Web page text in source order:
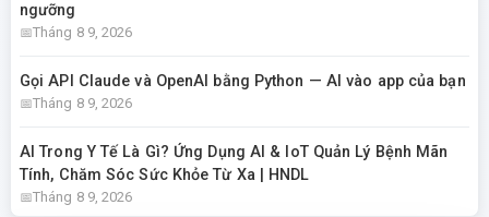
ngưỡng
Tháng 8 9, 2026
Gọi API Claude và OpenAI bằng Python — AI vào app của bạn
Tháng 8 9, 2026
AI Trong Y Tế Là Gì? Ứng Dụng AI & IoT Quản Lý Bệnh Mãn
Tính, Chăm Sóc Sức Khỏe Từ Xa | HNDL
Tháng 8 9, 2026